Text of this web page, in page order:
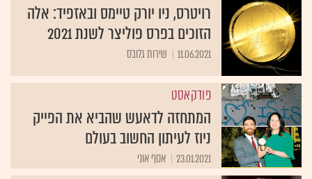
רויטרס, ניו יורק טיימס ובאזפיד: אלה
הזוכים בפרס פוליצר לשנת 2021
11.06.2021 שירות גלובס
פודקאסט
המתחזה לדאעש שהביא את הפייק
ניוז לעיתון החשוב בעולם
23.01.2021 אסף אוני